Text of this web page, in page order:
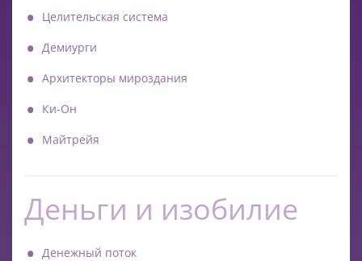
Целительская система
Демиурги
Архитекторы мироздания
Ки-Он
Майтрейя
Деньги и изобилие
Денежный поток